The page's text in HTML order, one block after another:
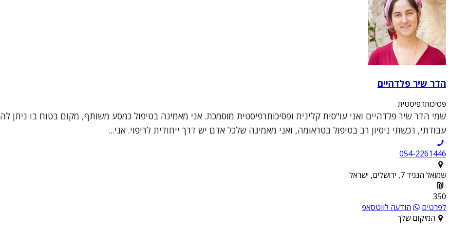
הדר שיר פלדהיים
פסיכותרפיסטית
שמי הדר שיר פלדהיים ואני עו"סית קלינית ופסיכותרפיסטית מוסמכת. אני מאמינה בטיפול כמסע משותף, מקום בטוח בו ניתן
עבודתי, רכשתי ניסיון רב בטיפול בטראומה, ואני מאמינה שלכל אדם יש דרך ייחודית לריפוי. אני...
054-2261446
שמואל הנגיד 7, ירושלים, ישראל
350
לפרטים
הודעה לווטסאפ
המיקום שלך